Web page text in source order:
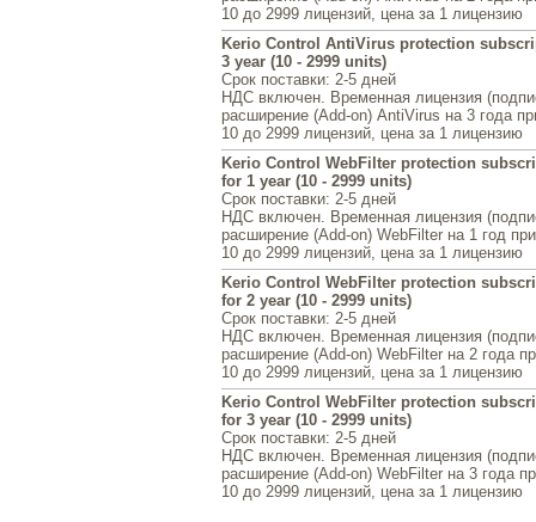
10 до 2999 лицензий, цена за 1 лицензию
Kerio Control AntiVirus protection
3 year (10 - 2999 units)
Срок поставки: 2-5 дней
НДС включен. Временная лицензия
расширение (Add-on) AntiVirus на 3 года
10 до 2999 лицензий, цена за 1 лицензию
Kerio Control WebFilter protection
for 1 year (10 - 2999 units)
Срок поставки: 2-5 дней
НДС включен. Временная лицензия
расширение (Add-on) WebFilter на 1 год
10 до 2999 лицензий, цена за 1 лицензию
Kerio Control WebFilter protection
for 2 year (10 - 2999 units)
Срок поставки: 2-5 дней
НДС включен. Временная лицензия
расширение (Add-on) WebFilter на 2 года
10 до 2999 лицензий, цена за 1 лицензию
Kerio Control WebFilter protection
for 3 year (10 - 2999 units)
Срок поставки: 2-5 дней
НДС включен. Временная лицензия
расширение (Add-on) WebFilter на 3 года
10 до 2999 лицензий, цена за 1 лицензию